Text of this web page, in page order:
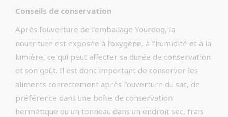
Conseils de conservation
Après l’ouverture de l’emballage Yourdog, la
nourriture est exposée à l’oxygène, à l’humidité et à la
lumière, ce qui peut affecter sa durée de conservation
et son goût. Il est donc important de conserver les
aliments correctement après l’ouverture du sac, de
préférence dans une boîte de conservation
hermétique ou un tonneau dans un endroit sec, frais